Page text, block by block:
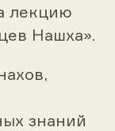
лекцию
Нашха».
знаний